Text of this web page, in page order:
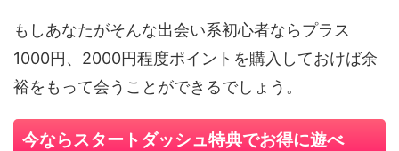
もしあなたがそんな出会い系初心者ならプラス
1000円、2000円程度ポイントを購入しておけば余
裕をもって会うことができるでしょう。
今ならスタートダッシュ特典でお得に遊べ